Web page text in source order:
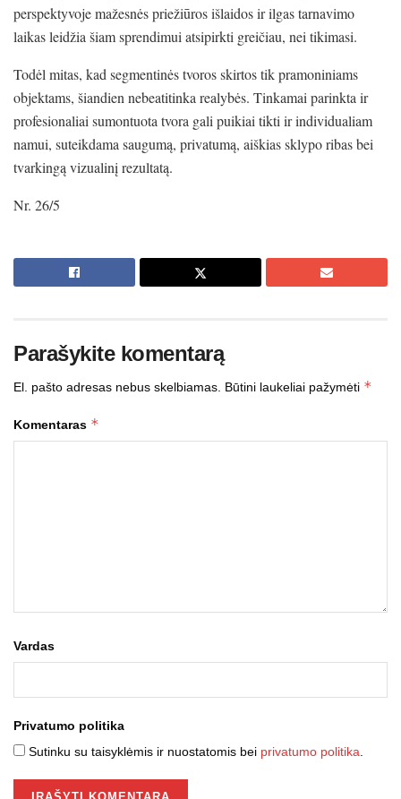
perspektyvoje mažesnės priežiūros išlaidos ir ilgas tarnavimo
laikas leidžia šiam sprendimui atsipirkti greičiau, nei tikimasi.
Todėl mitas, kad segmentinės tvoros skirtos tik pramoniniams
objektams, šiandien nebeatitinka realybės. Tinkamai parinkta ir
profesionaliai sumontuota tvora gali puikiai tikti ir individualiam
namui, suteikdama saugumą, privatumą, aiškias sklypo ribas bei
tvarkingą vizualinį rezultatą.
Nr. 26/5
Parašykite komentarą
El. pašto adresas nebus skelbiamas. Būtini laukeliai pažymėti *
Komentaras *
Vardas
Privatumo politika
Sutinku su taisyklėmis ir nuostatomis bei privatumo politika